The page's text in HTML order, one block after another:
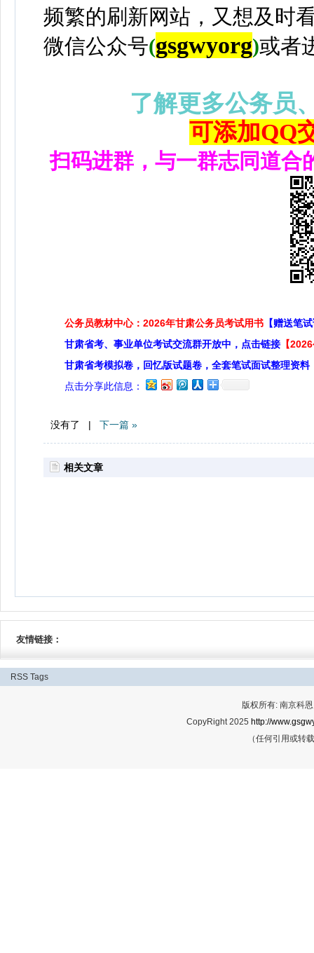
频繁的刷新网站，又想及时
微信公众号(gsgwyorg)或者
了解更多公务员
可添加QQ
扫码进群，与一群志同道合
公务员教材中心：2026年甘肃公务员考试用书 【赠送笔
甘肃省考、事业单位考试交流群开放中，点击链接 【
甘肃省考模拟卷，回忆版试题卷，全套笔试面试整理资料
点击分享此信息：
没有了 | 下一篇 »
相关文章
友情链接：
RSS Tags
版权所有: 南京科
CopyRight 2025 http://
（任何引用或转